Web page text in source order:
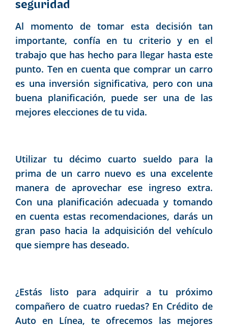
seguridad
Al momento de tomar esta decisión tan
importante, confía en tu criterio y en el
trabajo que has hecho para llegar hasta este
punto. Ten en cuenta que comprar un carro
es una inversión significativa, pero con una
buena planificación, puede ser una de las
mejores elecciones de tu vida.
Utilizar tu décimo cuarto sueldo para la
prima de un carro nuevo es una excelente
manera de aprovechar ese ingreso extra.
Con una planificación adecuada y tomando
en cuenta estas recomendaciones, darás un
gran paso hacia la adquisición del vehículo
que siempre has deseado.
¿Estás listo para adquirir a tu próximo
compañero de cuatro ruedas? En Crédito de
Auto en Línea, te ofrecemos las mejores